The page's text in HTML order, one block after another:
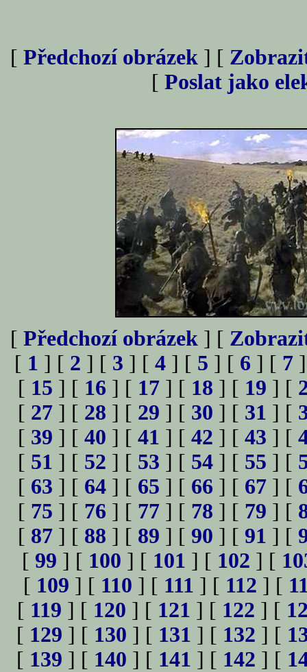
[ Předchozí obrázek ] [
[ Poslat jako
[ Předchozí obrázek ] [
[ 1 ] [ 2 ] [ 3 ] [ 4 ] [ 5 ] [ 6 ] [ 7
[ 15 ] [ 16 ] [ 17 ] [ 18 ] [ 19 ] [
[ 27 ] [ 28 ] [ 29 ] [ 30 ] [ 31 ] [
[ 39 ] [ 40 ] [ 41 ] [ 42 ] [ 43 ] [
[ 51 ] [ 52 ] [ 53 ] [ 54 ] [ 55 ] [
[ 63 ] [ 64 ] [ 65 ] [ 66 ] [ 67 ] [
[ 75 ] [ 76 ] [ 77 ] [ 78 ] [ 79 ] [
[ 87 ] [ 88 ] [ 89 ] [ 90 ] [ 91 ] [
[ 99 ] [ 100 ] [ 101 ] [ 102 ] [
[ 109 ] [ 110 ] [ 111 ] [ 112 ] [
[ 119 ] [ 120 ] [ 121 ] [ 122 ] [
[ 129 ] [ 130 ] [ 131 ] [ 132 ] [
[ 139 ] [ 140 ] [ 141 ] [ 142 ] [